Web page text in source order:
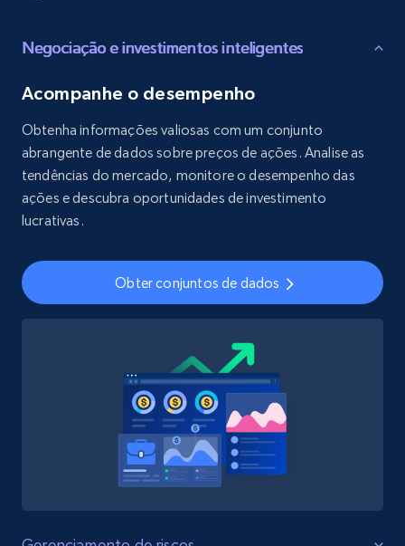
Negociação e investimentos inteligentes
Acompanhe o desempenho
Obtenha informações valiosas com um conjunto
abrangente de dados sobre preços de ações. Analise as
tendências do mercado, monitore o desempenho das
ações e descubra oportunidades de investimento
lucrativas.
Obter conjuntos de dados